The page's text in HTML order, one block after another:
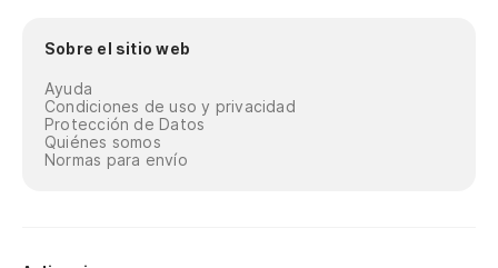
Sobre el sitio web
Ayuda
Condiciones de uso y privacidad
Protección de Datos
Quiénes somos
Normas para envío